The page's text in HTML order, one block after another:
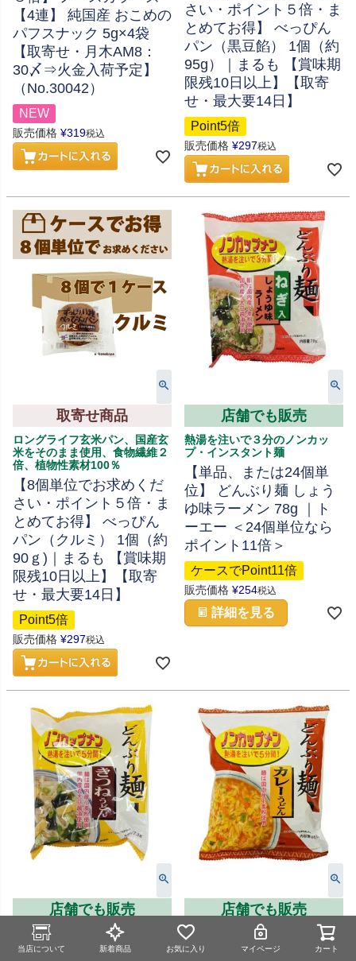
当店について 新着商品 お気に入り マイページ カート
【4連】 純国産 おこめの
パフスナック 5g×4袋
【取寄せ・月木AM8：
30〆⇒火金入荷予定】
（No.30042）
NEW
販売価格 ¥319税込
さい・ポイント５倍・ま
とめてお得】 べっぴん
パン（黒豆餡） 1個（約
95g）｜まるも 【賞味期
限残10日以上】【取寄
せ・最大要14日】
Point5倍
販売価格 ¥297税込
取寄せ商品
ロングライフ玄米パン、国産玄
米をそのまま使用、食物繊維２
倍、植物性素材100％
【8個単位でお求めくだ
さい・ポイント５倍・ま
とめてお得】 べっぴん
パン（クルミ） 1個（約
90ｇ)｜まるも 【賞味期
限残10日以上】【取寄
せ・最大要14日】
Point5倍
販売価格 ¥297税込
店舗でも販売
熱湯を注いで３分のノンカッ
プ・インスタント麺
【単品、または24個単
位】 どんぶり麺 しょう
ゆ味ラーメン 78g ｜ト
ーエー ＜24個単位なら
ポイント11倍＞
ケースでPoint11倍
販売価格 ¥254税込
詳細を見る
店舗でも販売
熱湯を注いで5分のノンカッ
プ・インスタント麺、国内産小
店舗でも販売
どんぶりに入れて熱湯を注いで
5分のノンカップめん